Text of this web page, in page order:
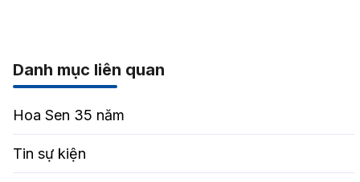
Danh mục liên quan
Hoa Sen 35 năm
Tin sự kiện